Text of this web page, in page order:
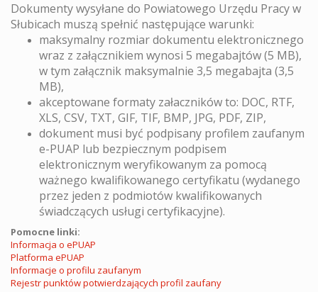
Dokumenty wysyłane do Powiatowego Urzędu Pracy w
Słubicach muszą spełnić następujące warunki:
maksymalny rozmiar dokumentu elektronicznego
wraz z załącznikiem wynosi 5 megabajtów (5 MB),
w tym załącznik maksymalnie 3,5 megabajta (3,5
MB),
akceptowane formaty załaczników to: DOC, RTF,
XLS, CSV, TXT, GIF, TIF, BMP, JPG, PDF, ZIP,
dokument musi być podpisany profilem zaufanym
e-PUAP lub bezpiecznym podpisem
elektronicznym weryfikowanym za pomocą
ważnego kwalifikowanego certyfikatu (wydanego
przez jeden z podmiotów kwalifikowanych
świadczących usługi certyfikacyjne).
Pomocne linki:
Informacja o ePUAP
Platforma ePUAP
Informacje o profilu zaufanym
Rejestr punktów potwierdzających profil zaufany